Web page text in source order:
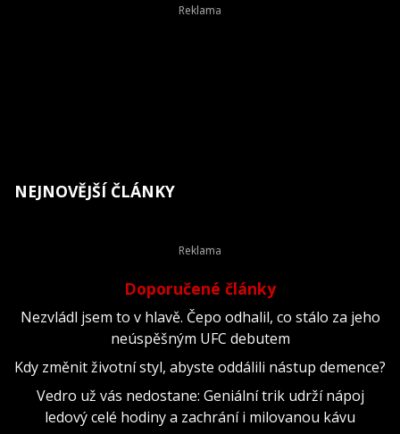
NEJNOVĚJŠÍ ČLÁNKY
Doporučené články
Nezvládl jsem to v hlavě. Čepo odhalil, co stálo za jeho
neúspěšným UFC debutem
Kdy změnit životní styl, abyste oddálili nástup demence?
Vedro už vás nedostane: Geniální trik udrží nápoj
ledový celé hodiny a zachrání i milovanou kávu